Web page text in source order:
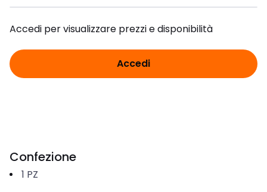
Accedi per visualizzare prezzi e disponibilità
Accedi
Confezione
1 PZ